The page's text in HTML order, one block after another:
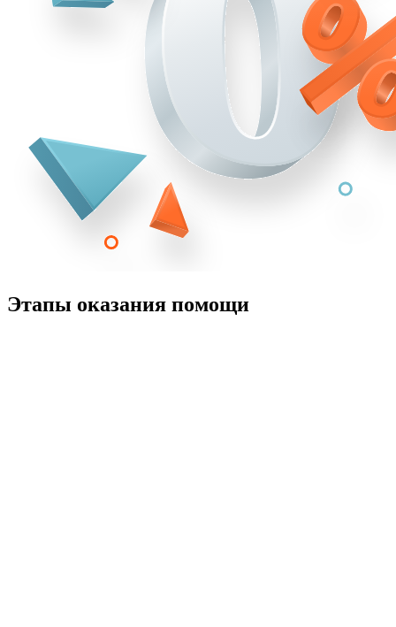
Этапы оказания помощи